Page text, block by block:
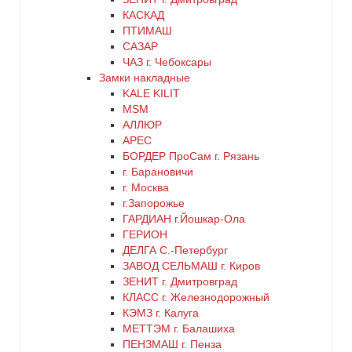
КАСКАД
ПТИМАШ
САЗАР
ЧАЗ г. Чебоксары
Замки накладные
KALE KILIT
MSM
АЛЛЮР
АРЕС
БОРДЕР ПроСам г. Рязань
г. Барановичи
г. Москва
г.Запорожье
ГАРДИАН г.Йошкар-Ола
ГЕРИОН
ДЕЛГА С.-Петербург
ЗАВОД СЕЛЬМАШ г. Киров
ЗЕНИТ г. Дмитровград
КЛАСС г. Железнодорожный
КЭМЗ г. Калуга
МЕТТЭМ г. Балашиха
ПЕНЗМАШ г. Пенза